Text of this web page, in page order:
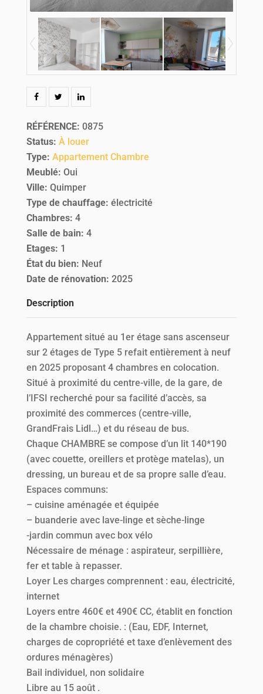
RÉFÉRENCE: 0875
Status: À louer
Type: Appartement Chambre
Meublé: Oui
Ville: Quimper
Type de chauffage: électricité
Chambres: 4
Salle de bain: 4
Etages: 1
État du bien: Neuf
Date de rénovation: 2025
Description
Appartement situé au 1er étage sans ascenseur
sur 2 étages de Type 5 refait entièrement à neuf
en 2025 proposant 4 chambres en colocation.
Situé à proximité du centre-ville, de la gare, de
l’IFSI recherché pour sa facilité d’accès, sa
proximité des commerces (centre-ville,
GrandFrais Lidl…) et du réseau de bus.
Chaque CHAMBRE se compose d’un lit 140*190
(avec couette, oreillers et protège matelas), un
dressing, un bureau et de sa propre salle d’eau.
Espaces communs:
– cuisine aménagée et équipée
– buanderie avec lave-linge et sèche-linge
-jardin commun avec box vélo
Nécessaire de ménage : aspirateur, serpillière,
fer et table à repasser.
Loyer Les charges comprennent : eau, électricité,
internet
Loyers entre 460€ et 490€ CC, établit en fonction
de la chambre choisie. : (Eau, EDF, Internet,
charges de copropriété et taxe d’enlèvement des
ordures ménagères)
Bail individuel, non solidaire
Libre au 15 août .